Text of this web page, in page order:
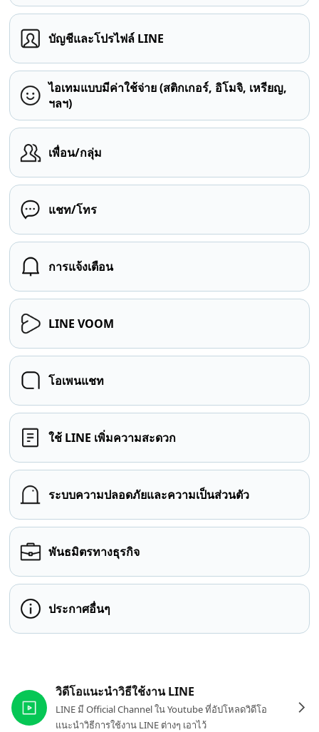
บัญชีและโปรไฟล์ LINE
ไอเทมแบบมีค่าใช้จ่าย (สติกเกอร์, อิโมจิ, เหรียญ,
ฯลฯ)
เพื่อน/กลุ่ม
แชท/โทร
การแจ้งเตือน
LINE VOOM
โอเพนแชท
ใช้ LINE เพิ่มความสะดวก
ระบบความปลอดภัยและความเป็นส่วนตัว
พันธมิตรทางธุรกิจ
ประกาศอื่นๆ
วิดีโอแนะนำวิธีใช้งาน LINE
LINE มี Official Channel ใน Youtube ที่อัปโหลดวิดีโอ
แนะนำวิธีการใช้งาน LINE ต่างๆ เอาไว้